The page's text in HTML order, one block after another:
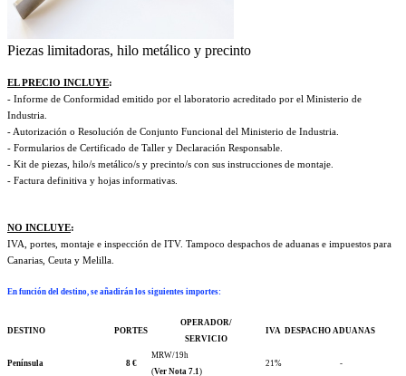
Piezas limitadoras, hilo metálico y precinto
EL PRECIO INCLUYE:
- Informe de Conformidad emitido por el laboratorio acreditado por el Ministerio de
Industria.
- Autorización o Resolución de Conjunto Funcional del Ministerio de Industria.
- Formularios de Certificado de Taller y Declaración Responsable.
- Kit de piezas, hilo/s metálico/s y precinto/s con sus instrucciones de montaje.
- Factura definitiva y hojas informativas.
NO INCLUYE:
IVA, portes, montaje e inspección de ITV. Tampoco despachos de aduanas e impuestos para
Canarias, Ceuta y Melilla.
En función del destino, se añadirán los siguientes importes:
DESTINO PORTES
OPERADOR/
SERVICIO
IVA DESPACHO ADUANAS
Península 8 €
MRW/19h
(Ver Nota 7.1 )
21% -